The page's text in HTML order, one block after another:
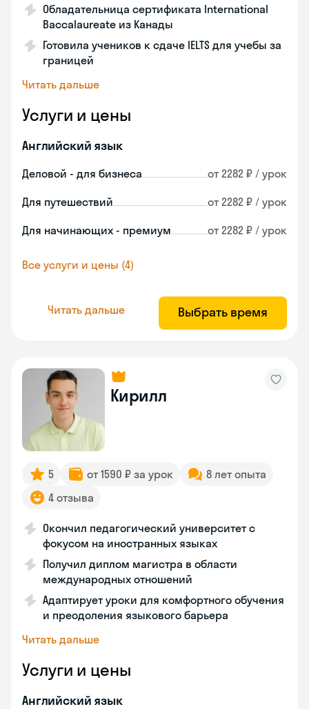
Обладательница сертификата International
Baccalaureate из Канады
Готовила учеников к сдаче IELTS для учебы за
границей
Читать дальше
Услуги и цены
Английский язык
Деловой - для бизнеса от 2282 ₽ / урок
Для путешествий от 2282 ₽ / урок
Для начинающих - премиум от 2282 ₽ / урок
Все услуги и цены (4)
Читать дальше Выбрать время
Кирилл
5 от 1590 ₽ за урок
8 лет опыта
4 отзыва
Окончил педагогический университет с
фокусом на иностранных языках
Получил диплом магистра в области
международных отношений
Адаптирует уроки для комфортного обучения
и преодоления языкового барьера
Читать дальше
Услуги и цены
Английский язык